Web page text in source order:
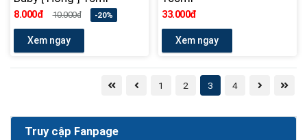
8.000đ 10.000đ -20%
Xem ngay
33.000đ
Xem ngay
1 2 3 4
Truy cập Fanpage